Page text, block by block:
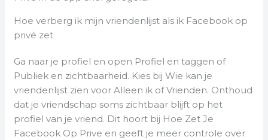
Hoe verberg ik mijn vriendenlijst als ik Facebook op
privé zet
Ga naar je profiel en open Profiel en taggen of
Publiek en zichtbaarheid. Kies bij Wie kan je
vriendenlijst zien voor Alleen ik of Vrienden. Onthoud
dat je vriendschap soms zichtbaar blijft op het
profiel van je vriend. Dit hoort bij Hoe Zet Je
Facebook Op Prive en geeft je meer controle over